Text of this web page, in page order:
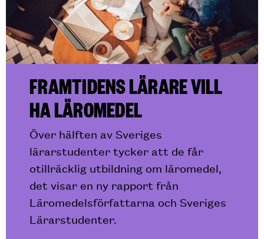
FRAMTIDENS LÄRARE VILL
HA LÄROMEDEL
Över hälften av Sveriges
lärarstudenter tycker att de får
otillräcklig utbildning om läromedel,
det visar en ny rapport från
Läromedelsförfattarna och Sveriges
Lärarstudenter.